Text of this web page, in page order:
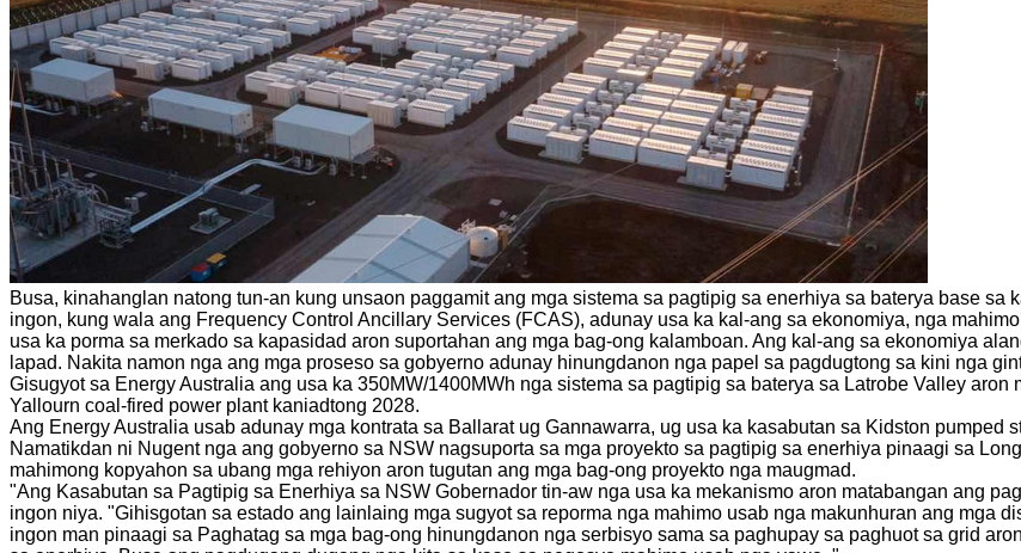
Busa, kinahanglan natong tun-an kung unsaon paggamit ang mga sistema sa pagtipig sa enerhiya sa baterya base
ingon, kung wala ang Frequency Control Ancillary Services (FCAS), adunay usa ka kal-ang sa ekonomiya, nga
usa ka porma sa merkado sa kapasidad aron suportahan ang mga bag-ong kalamboan. Ang kal-ang sa ekonomiya
lapad. Nakita namon nga ang mga proseso sa gobyerno adunay hinungdanon nga papel sa pagdugtong sa kini nga
Gisugyot sa Energy Australia ang usa ka 350MW/1400MWh nga sistema sa pagtipig sa baterya sa Latrobe Valley
Yallourn coal-fired power plant kaniadtong 2028.
Ang Energy Australia usab adunay mga kontrata sa Ballarat ug Gannawarra, ug usa ka kasabutan sa Kidston pumped
Namatikdan ni Nugent nga ang gobyerno sa NSW nagsuporta sa mga proyekto sa pagtipig sa enerhiya pinaagi sa
mahimong kopyahon sa ubang mga rehiyon aron tugutan ang mga bag-ong proyekto nga maugmad.
"Ang Kasabutan sa Pagtipig sa Enerhiya sa NSW Gobernador tin-aw nga usa ka mekanismo aron matabangan ang
ingon niya. "Gihisgotan sa estado ang lainlaing mga sugyot sa reporma nga mahimo usab nga makunhuran ang mga
ingon man pinaagi sa Paghatag sa mga bag-ong hinungdanon nga serbisyo sama sa paghupay sa paghuot sa grid